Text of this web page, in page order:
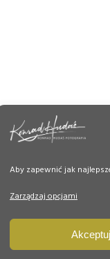
Aby zapewnić jak
Zarządzaj opcjami